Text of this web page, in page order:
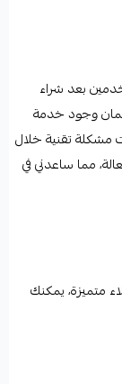
بعد شراء
وجود خدمة
مشكلة تقنية خلال
مما ساعدني في
متميزة، يمكنك